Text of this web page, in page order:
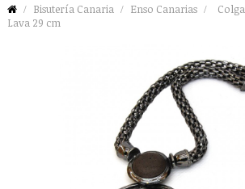
Bisutería Canaria Enso Canarias
Lava 29 cm